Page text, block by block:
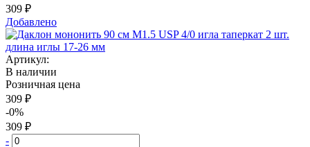
309 ₽
Добавлено
Артикул:
В наличии
Розничная цена
309 ₽
-0%
309 ₽
-